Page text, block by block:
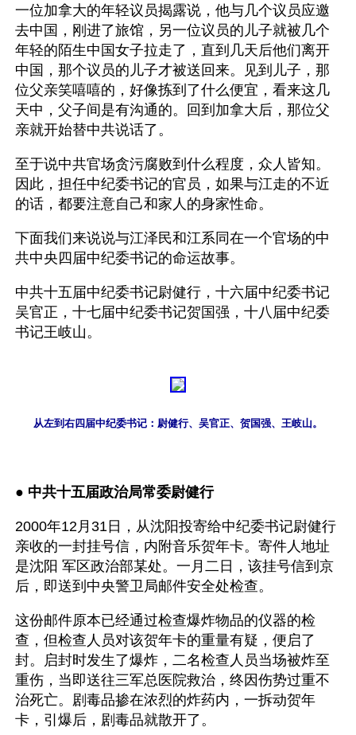
一位加拿大的年轻议员揭露说，他与几个议员应邀
去中国，刚进了旅馆，另一位议员的儿子就被几个
年轻的陌生中国女子拉走了，直到几天后他们离开
中国，那个议员的儿子才被送回来。见到儿子，那
位父亲笑嘻嘻的，好像拣到了什么便宜，看来这几
天中，父子间是有沟通的。回到加拿大后，那位父
亲就开始替中共说话了。
至于说中共官场贪污腐败到什么程度，众人皆知。
因此，担任中纪委书记的官员，如果与江走的不近
的话，都要注意自己和家人的身家性命。
下面我们来说说与江泽民和江系同在一个官场的中
共中央四届中纪委书记的命运故事。
中共十五届中纪委书记尉健行，十六届中纪委书记
吴官正，十七届中纪委书记贺国强，十八届中纪委
书记王岐山。
从左到右四届中纪委书记：尉健行、吴官正、贺国强、王岐山。
● 中共十五届政治局常委尉健行
2000年12月31日，从沈阳投寄给中纪委书记尉健行
亲收的一封挂号信，内附音乐贺年卡。寄件人地址
是沈阳 军区政治部某处。一月二日，该挂号信到京
后，即送到中央警卫局邮件安全处检查。
这份邮件原本已经通过检查爆炸物品的仪器的检
查，但检查人员对该贺年卡的重量有疑，便启了
封。启封时发生了爆炸，二名检查人员当场被炸至
重伤，当即送往三军总医院救治，终因伤势过重不
治死亡。剧毒品掺在浓烈的炸药内，一拆动贺年
卡，引爆后，剧毒品就散开了。